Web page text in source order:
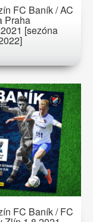
FC Baník / AC
Praha
[sezóna
FC Baník / FC